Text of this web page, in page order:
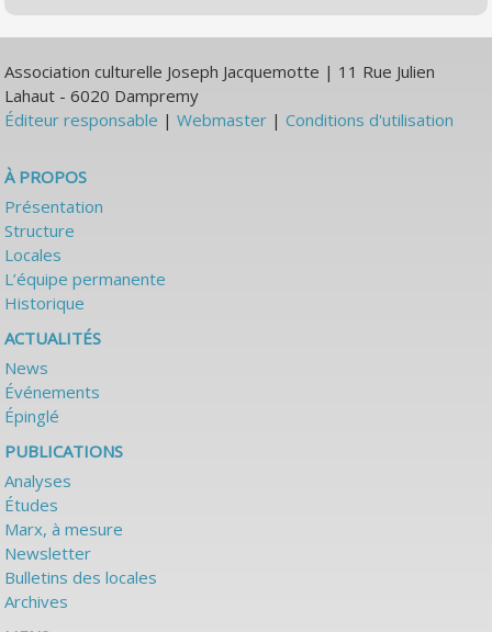
Association culturelle Joseph Jacquemotte | 11 Rue Julien
Lahaut - 6020 Dampremy
Éditeur responsable |Webmaster |Conditions d'utilisation
À PROPOS
Présentation
Structure
Locales
L’équipe permanente
Historique
ACTUALITÉS
News
Événements
Épinglé
PUBLICATIONS
Analyses
Études
Marx, à mesure
Newsletter
Bulletins des locales
Archives